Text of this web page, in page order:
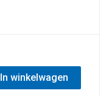
In winkelwagen